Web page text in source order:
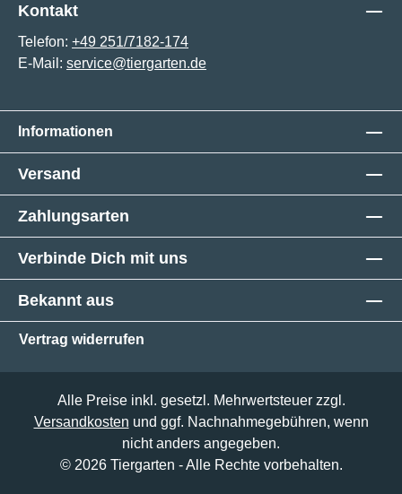
Kontakt
Telefon: +49 251/7182-174
E-Mail: service@tiergarten.de
Informationen
Versand
Zahlungsarten
Verbinde Dich mit uns
Bekannt aus
Vertrag widerrufen
Alle Preise inkl. gesetzl. Mehrwertsteuer zzgl.
Versandkosten und ggf. Nachnahmegebühren, wenn
nicht anders angegeben.
© 2026 Tiergarten - Alle Rechte vorbehalten.